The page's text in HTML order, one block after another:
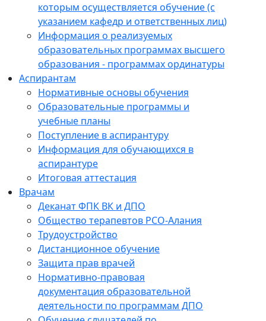
которым осуществляется обучение (с
указанием кафедр и ответственных лиц)
Информация о реализуемых
образовательных программах высшего
образования - программах ординатуры
Аспирантам
Нормативные основы обучения
Образовательные программы и
учебные планы
Поступление в аспирантуру
Информация для обучающихся в
аспирантуре
Итоговая аттестация
Врачам
Деканат ФПК ВК и ДПО
Общество терапевтов РСО-Алания
Трудоустройство
Дистанционное обучение
Защита прав врачей
Нормативно-правовая
документация образовательной
деятельности по программам ДПО